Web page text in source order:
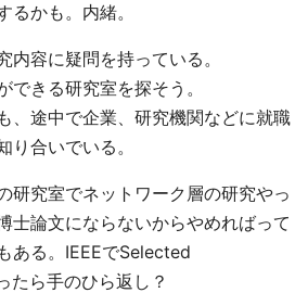
るかも。内緒。
容に疑問を持っている。
できる研究室を探そう。
、途中で企業、研究機関などに就職
り合いでいる。
研究室でネットワーク層の研究やっ
士論文にならないからやめればって
ある。IEEEでSelected
たら手のひら返し？